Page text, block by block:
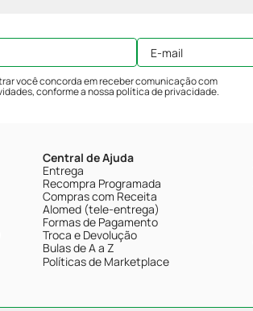
você concorda em receber comunicação com
conforme a nossapolítica de privacidade.
Central de Ajuda
Entrega
Recompra Programada
Compras com Receita
Alomed (tele-entrega)
Formas de Pagamento
Troca e Devolução
Bulas de A a Z
Políticas de Marketplace